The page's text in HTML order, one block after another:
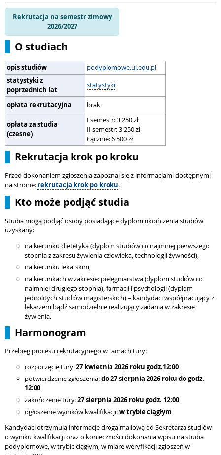
Rekrutacja na semestr zimowy
2026/2027
O studiach
opis studiów
podyplomowe.uj.edu.pl
statystyki z
poprzednich lat
statystyki
opłata rekrutacyjna brak
opłata za studia
(czesne)
I semestr: 3 250 zł
II semestr: 3 250 zł
Łącznie: 6 500 zł
Rekrutacja krok po kroku
Przed dokonaniem zgłoszenia zapoznaj się z informacjami dostępnymi
na stronie: rekrutacja krok po kroku.
Kto może podjąć studia
Studia mogą podjąć osoby posiadające dyplom ukończenia studiów
uzyskany:
na kierunku dietetyka (dyplom studiów co najmniej pierwszego
stopnia z zakresu żywienia człowieka, technologii żywności),
na kierunku lekarskim,
na kierunkach w zakresie: pielęgniarstwa (dyplom studiów co
najmniej drugiego stopnia), farmacji i psychologii (dyplom
jednolitych studiów magisterskich) – kandydaci współpracujący z
lekarzem bądź samodzielnie realizujący zadania w zakresie
żywienia.
Harmonogram
Przebieg procesu rekrutacyjnego w ramach tury:
rozpoczęcie tury:27 kwietnia 2026 roku godz.12:00
potwierdzenie zgłoszenia:do27 sierpnia 2026 roku do godz.
12:00
zakończenie tury:27 sierpnia 2026 roku godz. 12:00
ogłoszenie wyników kwalifikacji:w trybie ciągłym
Kandydaci otrzymują informacje drogą mailową od Sekretarza studiów
o wyniku kwalifikacji oraz o konieczności dokonania wpisu na studia
podyplomowe, w trybie ciągłym, w miarę weryfikacji zgłoszeń w